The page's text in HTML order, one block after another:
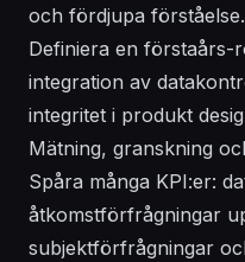
och fördjupa förståelse.
Definiera en förstaårs-
integration av
integritet i produkt
Mätning, granskning
Spåra många KPI:er:
åtkomstförfrågningar
subjektförfrågningar